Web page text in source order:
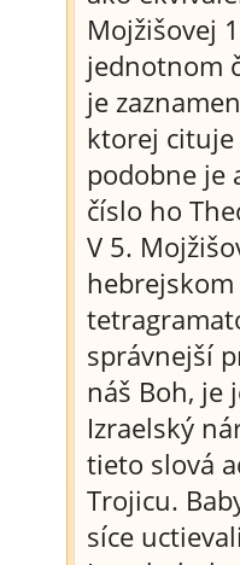
Mojžišovej
jednotnom
je
ktorej cituje
podobne je
číslo ho
V 5.
správnejší
náš Boh, je
Izraelský
tieto slová
Trojicu.
síce